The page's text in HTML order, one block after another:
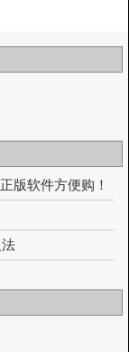
版软件方便购！